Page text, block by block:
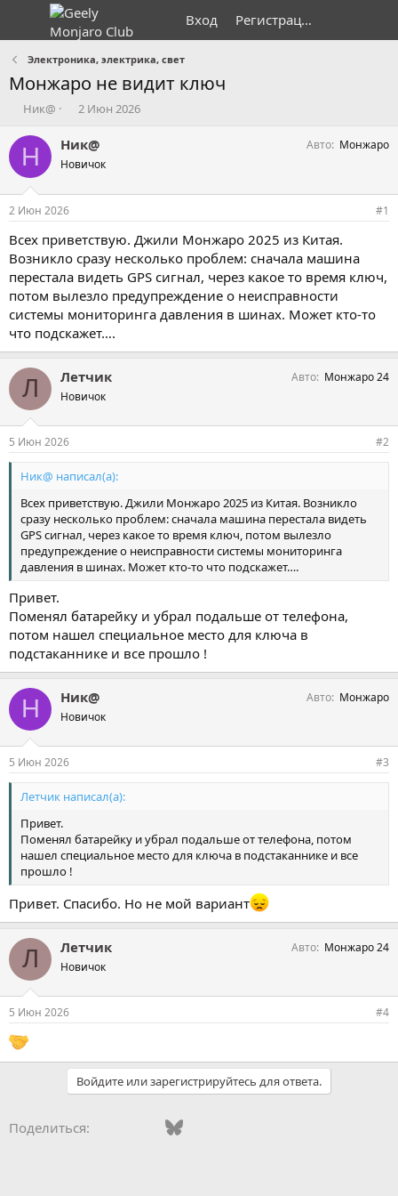
Вход Регистрация
Электроника, электрика, свет
Монжаро не видит ключ
А
т
о
т
е
м
ы
Ник@
Д
т
н
а
л
2 Июн 2026
Н Ник@
Новичок
Авто Монжаро
2 Июн 2026 #1
Всех приветствую. Джили Монжаро 2025 из Китая.
Возникло сразу несколько проблем: сначала машина
перестала видеть GPS сигнал, через какое то время ключ,
потом вылезло предупреждение о неисправности
системы мониторинга давления в шинах. Может кто-то
что подскажет….
Л Летчик
Новичок
Авто Монжаро 24
5 Июн 2026 #2
Ник@ написал(а):
Всех приветствую. Джили Монжаро 2025 из Китая. Возникло
сразу несколько проблем: сначала машина перестала видеть
GPS сигнал, через какое то время ключ, потом вылезло
предупреждение о неисправности системы мониторинга
давления в шинах. Может кто-то что подскажет….
Привет.
Поменял батарейку и убрал подальше от телефона,
потом нашел специальное место для ключа в
подстаканнике и все прошло !
Н Ник@
Новичок
Авто Монжаро
5 Июн 2026 #3
Летчик написал(а):
Привет.
Поменял батарейку и убрал подальше от телефона, потом
нашел специальное место для ключа в подстаканнике и все
прошло !
Привет. Спасибо. Но не мой вариант
Л Летчик
Новичок
Авто Монжаро 24
5 Июн 2026 #4
Войдите или зарегистрируйтесь для ответа.
Поделиться: Vkontakte
FacebookBluesky